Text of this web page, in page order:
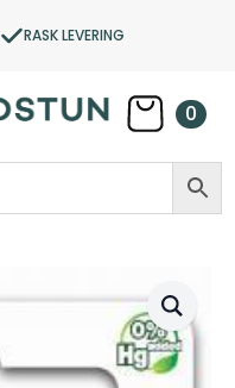
RASK LEVERING
0